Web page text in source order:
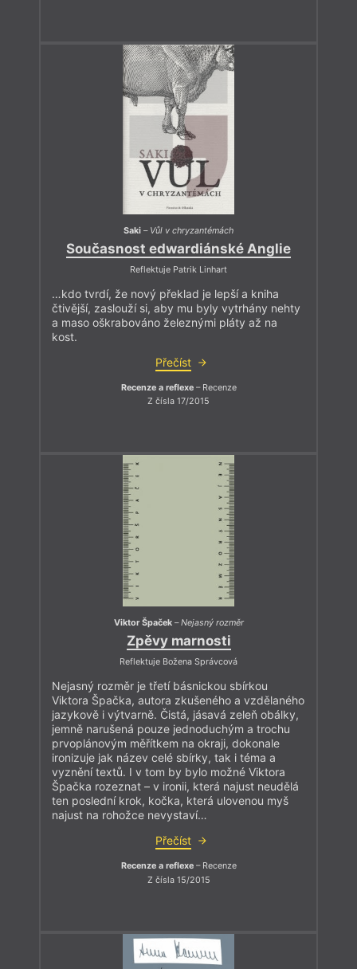
Saki – Vůl v chryzantémách
Současnost edwardiánské Anglie
Reflektuje Patrik Linhart
…kdo tvrdí, že nový překlad je lepší a kniha
čtivější, zaslouží si, aby mu byly vytrhány nehty
a maso oškrabováno železnými pláty až na
kost.
Přečíst
Recenze a reflexe– Recenze
Z čísla 17/2015
Viktor Špaček–Nejasný rozměr
Zpěvy marnosti
Reflektuje Božena Správcová
Nejasný rozměr je třetí básnickou sbírkou
Viktora Špačka, autora zkušeného a vzdělaného
jazykově i výtvarně. Čistá, jásavá zeleň obálky,
jemně narušená pouze jednoduchým a trochu
prvoplánovým měřítkem na okraji, dokonale
ironizuje jak název celé sbírky, tak i téma a
vyznění textů. I v tom by bylo možné Viktora
Špačka rozeznat – v ironii, která najust neudělá
ten poslední krok, kočka, která ulovenou myš
najust na rohožce nevystaví…
Přečíst
Recenze a reflexe– Recenze
Z čísla 15/2015